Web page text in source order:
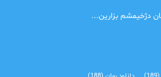
دژخیمشم بزارین...